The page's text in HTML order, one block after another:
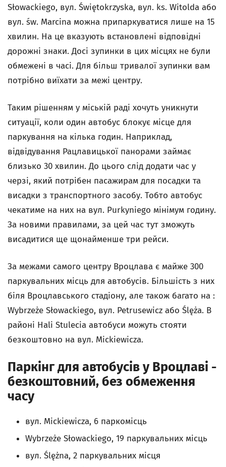
Słowackiego, вул. Świętokrzyska, вул. ks. Witolda або
вул. św. Marcina можна припаркуватися лише на 15
хвилин. На це вказують встановлені відповідні
дорожні знаки. Досі зупинки в цих місцях не були
обмежені в часі. Для більш тривалої зупинки вам
потрібно виїхати за межі центру.
Таким рішенням у міській раді хочуть уникнути
ситуації, коли один автобус блокує місце для
паркування на кілька годин. Наприклад,
відвідування Рацлавицької панорами займає
близько 30 хвилин. До цього слід додати час у
черзі, який потрібен пасажирам для посадки та
висадки з транспортного засобу. Тобто автобус
чекатиме на них на вул. Purkyniego мінімум годину.
За новими правилами, за цей час тут зможуть
висадитися ще щонайменше три рейси.
За межами самого центру Вроцлава є майже 300
паркувальних місць для автобусів. Більшість з них
біля Вроцлавського стадіону, але також багато на :
Wybrzeże Słowackiego, вул. Petrusewicz або Ślęża. В
районі Hali Stulecia автобуси можуть стояти
безкоштовно на вул. Mickiewicza.
Паркінг для автобусів у Вроцлаві -
безкоштовний, без обмеження
часу
вул. Mickiewicza, 6 паркомісць
Wybrzeże Słowackiego, 19 паркувальних місць
вул. Ślężna, 2 паркувальних місця